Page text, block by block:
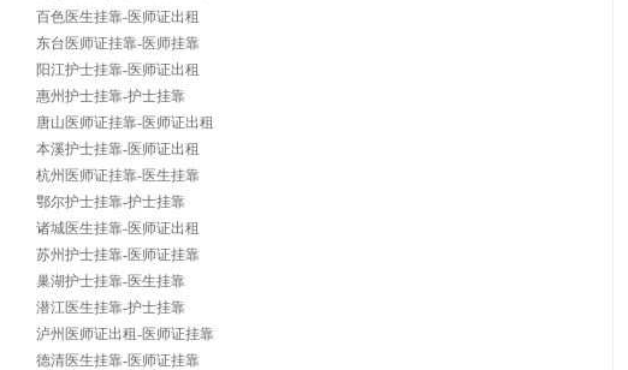
百色医生挂靠-医师证出租
东台医师证挂靠-医师挂靠
阳江护士挂靠-医师证出租
惠州护士挂靠-护士挂靠
唐山医师证挂靠-医师证出租
本溪护士挂靠-医师证出租
杭州医师证挂靠-医生挂靠
鄂尔护士挂靠-护士挂靠
诸城医生挂靠-医师证出租
苏州护士挂靠-医师证挂靠
巢湖护士挂靠-医生挂靠
潜江医生挂靠-护士挂靠
泸州医师证出租-医师证挂靠
德清医生挂靠-医师证挂靠